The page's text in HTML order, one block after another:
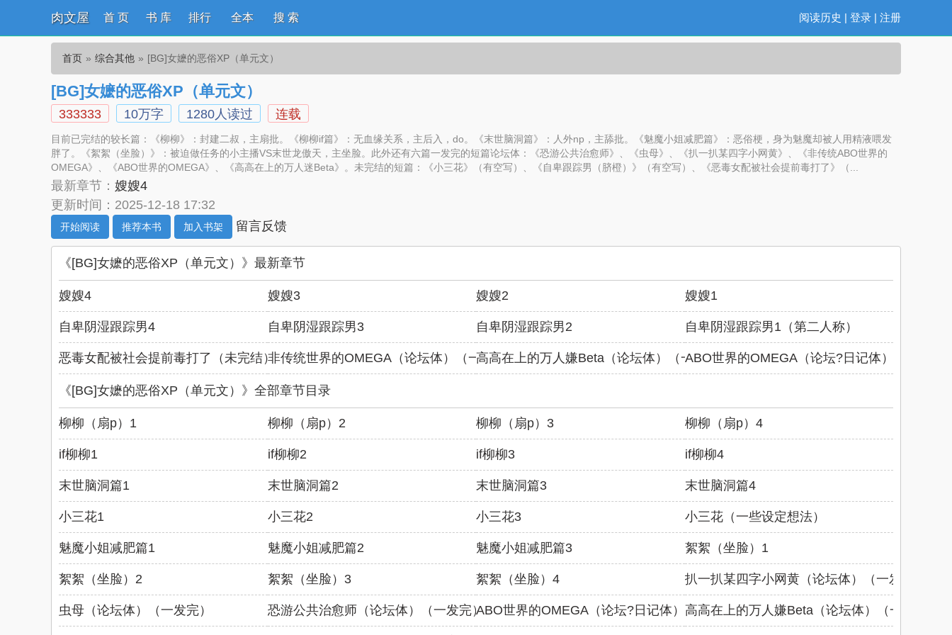
肉文屋 阅读历史 | 登录 | 注册
首 页 书 库 排行 全本 搜 索
首页 综合其他 [BG]女嬷的恶俗XP（单元文）
[BG]女嬷的恶俗XP（单元文）
333333 10万字 1280人读过 连载
目前已完结的较长篇：《柳柳》：封建二叔，主扇批。《柳柳if篇》：无血缘关系，主后入，do。《末世脑洞篇》：人外np，主舔批。《魅魔小姐减肥篇》：恶俗梗，身为魅魔却被人用精液喂发
胖了。《絮絮（坐脸）》：被迫做任务的小主播VS末世龙傲天，主坐脸。此外还有六篇一发完的短篇论坛体：《恐游公共治愈师》、《虫母》、《扒一扒某四字小网黄》、《非传统ABO世界的
OMEGA》、《ABO世界的OMEGA》、《高高在上的万人迷Beta》。未完结的短篇：《小三花》（有空写）、《自卑跟踪男（脐橙）》（有空写）、《恶毒女配被社会提前毒打了》（...
最新章节： 嫂嫂4
更新时间：2025-12-18 17:32
开始阅读 推荐本书 加入书架 留言反馈
《[BG]女嬷的恶俗XP（单元文）》最新章节
嫂嫂4 嫂嫂3 嫂嫂2 嫂嫂1
自卑阴湿跟踪男4 自卑阴湿跟踪男3 自卑阴湿跟踪男2 自卑阴湿跟踪男1（第二人称）
恶毒女配被社会提前毒打了（未完结）（第二非传统世界的OMEGA（论坛体）（一发完）高高在上的万人嫌Beta（论坛体）（一发完）ABO世界的OMEGA（论坛?日记体）（一发完
《[BG]女嬷的恶俗XP（单元文）》全部章节目录
柳柳（扇p）1 柳柳（扇p）2 柳柳（扇p）3 柳柳（扇p）4
if柳柳1 if柳柳2 if柳柳3 if柳柳4
末世脑洞篇1 末世脑洞篇2 末世脑洞篇3 末世脑洞篇4
小三花1 小三花2 小三花3 小三花（一些设定想法）
魅魔小姐减肥篇1 魅魔小姐减肥篇2 魅魔小姐减肥篇3 絮絮（坐脸）1
絮絮（坐脸）2 絮絮（坐脸）3 絮絮（坐脸）4 扒一扒某四字小网黄（论坛体）（一发完）
虫母（论坛体）（一发完） 恐游公共治愈师（论坛体）（一发完）ABO世界的OMEGA（论坛?日记体）（一发完）高高在上的万人嫌Beta（论坛体）（一发完）